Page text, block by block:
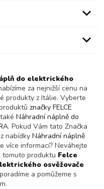
do elektrického
za nejnižší cenu na
produkty z Itálie. Vyberte
značky FELCE
Náhradní náplně do
. Pokud Vám tato Značka
nabídky Náhradní náplně
více informací? Neváhejte
tomuto produktu Felce
osvěžovače
a pomůžeme s